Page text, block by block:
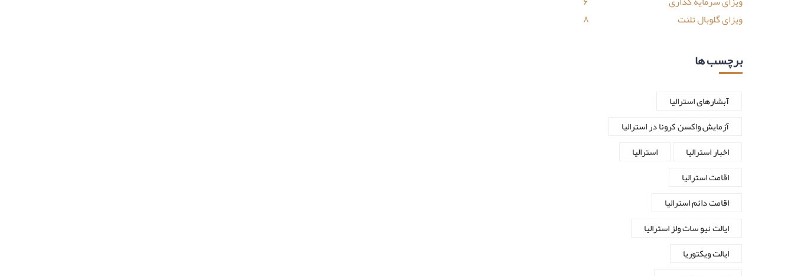
ویزای گلوبال تلنت
۸
برچسب ها
آبشارهای استرالیا
آزمایش واکسن کرونا در استرالیا
اخبار استرالیا
استرالیا
اقامت استرالیا
اقامت دائم استرالیا
ایالت نیو سات ولز استرالیا
ایالت ویکتوریا